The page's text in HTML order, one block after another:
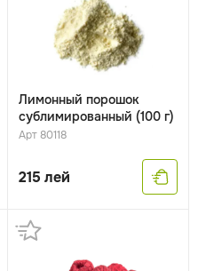
Лимонный порошок
сублимированный (100 г)
Арт 80118
215 лей